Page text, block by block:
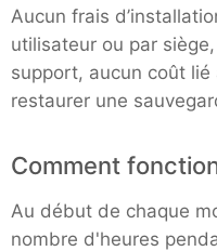
Aucun frais
utilisateur ou par
support, aucun coût
restaurer une
Comment
Au début de chaque
nombre d'heures